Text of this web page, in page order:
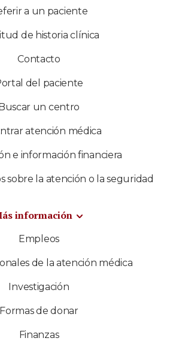
a un paciente
de historia clínica
Contacto
del paciente
Buscar un centro
atención médica
e información financiera
sobre la atención o la seguridad
información
Empleos
de la atención médica
Investigación
Formas de donar
Finanzas